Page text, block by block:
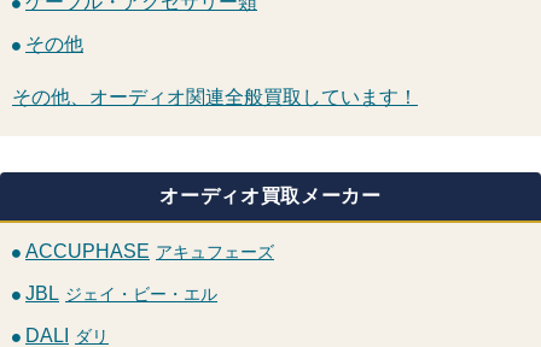
その他
その他、オーディオ関連全般買取しています！
オーディオ買取メーカー
ACCUPHASE アキュフェーズ
JBL ジェイ・ビー・エル
DALI ダリ